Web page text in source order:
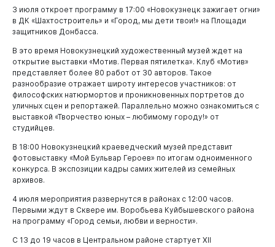
Новокузнецк
3 июля откроет программу в 17:00 «Новокузнецк зажигает огни»
в ДК «Шахтостроитель» и «Город, мы дети твои!» на Площади
защитников Донбасса.
В это время Новокузнецкий художественный музей ждет на
открытие выставки «Мотив. Первая пятилетка». Клуб «Мотив»
представляет более 80 работ от 30 авторов. Такое
разнообразие отражает широту интересов участников: от
философских натюрмортов и проникновенных портретов до
уличных сцен и репортажей. Параллельно можно ознакомиться с
выставкой «Творчество юных – любимому городу!» от
студийцев.
В 18:00 Новокузнецкий краеведческий музей представит
фотовыставку «Мой Бульвар Героев» по итогам одноименного
конкурса. В экспозиции кадры самих жителей из семейных
архивов.
4 июля мероприятия развернутся в районах с 12:00 часов.
Первыми ждут в Сквере им. Воробьева Куйбышевского района
на программу «Город семьи, любви и верности».
С 13 до 19 часов в Центральном районе стартует XII